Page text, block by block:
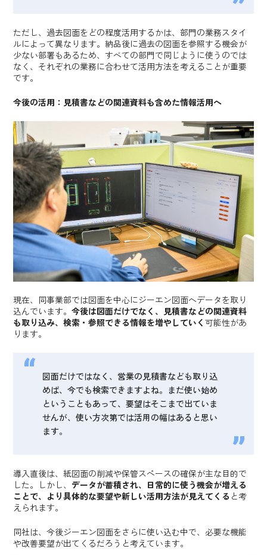
ただし、過去図面をどの程度活用するかは、部門の業務スタイ
ルによって異なります。納品後に過去の図面を参照する機会が
少ない部署もあるため、すべての部門で同じように使うのでは
なく、それぞれの業務に合わせて活用方法を考えることが重要
です。
今後の活用：見積書などの関連資料も含めた情報活用へ
現在、同事業部では図面を中心にジーエン図面へデータを取り
込んでいます。今後は図面だけでなく、見積書などの関連資料
も取り込み、検索・参照できる情報を増やしていく可能性があ
ります。
図面だけではなく、営業の見積書なども取り込
めば、今でも検索できますよね。まだ使い始め
ということもあって、要望はそこまで出ていま
せんが、使い方次第では活用の幅はあると思い
ます。
導入直後は、紙図面の削減や保管スペースの確保が主な目的で
した。しかし、 データが蓄積され、日常的に使う機会が増える
ことで、より具体的な要望や新しい活用方法が見えてくる と考
えられます。
同社は、今後ジーエン図面をさらに使い込む中で、必要な機能
や改善要望が出てくるだろうと考えています。